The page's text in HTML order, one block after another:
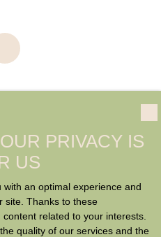
PRIVACY IS
US
an optimal experience and
site. Thanks to these
related to your interests.
quality of our services and the